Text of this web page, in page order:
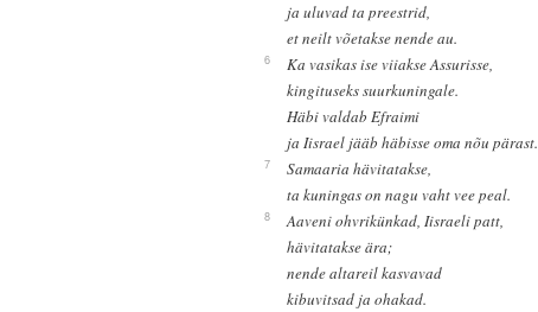
ja uluvad ta preestrid,
et neilt võetakse nende au.
6
Ka vasikas ise viiakse Assurisse,
kingituseks suurkuningale.
Häbi valdab Efraimi
ja Iisrael jääb häbisse oma nõu pärast.
7
Samaaria hävitatakse,
ta kuningas on nagu vaht vee peal.
8
Aaveni ohvrikünkad, Iisraeli patt,
hävitatakse ära;
nende altareil kasvavad
kibuvitsad ja ohakad.